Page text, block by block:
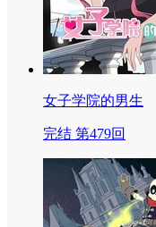
女子学院的男生
完结 第479回